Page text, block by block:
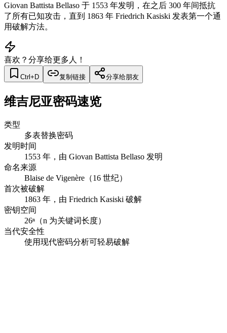
Giovan Battista Bellaso 于 1553 年发明，在之后 300 年间抵抗
了所有已知攻击，直到 1863 年 Friedrich Kasiski 发表第一个通
用破解方法。
喜欢？分享给更多人！
Ctrl+D 复制链接 分享给朋友
维吉尼亚密码速览
类型
多表替换密码
发明时间
1553 年，由 Giovan Battista Bellaso 发明
命名来源
Blaise de Vigenère（16 世纪）
首次被破解
1863 年，由 Friedrich Kasiski 破解
密钥空间
26ⁿ（n 为关键词长度）
当代安全性
使用现代密码分析可轻易破解